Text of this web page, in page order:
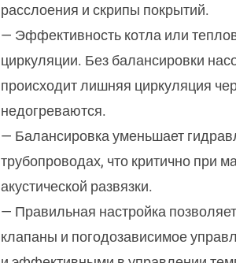
расслоения и скрипы покрытий.
— Эффективность котла или
циркуляции. Без балансировки
происходит лишняя циркуляция
недогреваются.
— Балансировка уменьшает
трубопроводах, что критично при
акустической развязки.
— Правильная настройка
клапаны и погодозависимое